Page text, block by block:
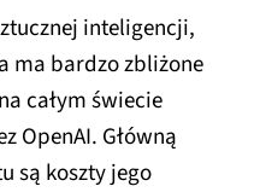
inteligencji,
ma bardzo zbliżone
całym świecie
OpenAI. Główną
są koszty jego